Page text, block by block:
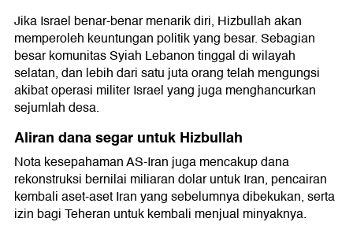
Jika Israel benar-benar menarik diri, Hizbullah akan
memperoleh keuntungan politik yang besar. Sebagian
besar komunitas Syiah Lebanon tinggal di wilayah
selatan, dan lebih dari satu juta orang telah mengungsi
akibat operasi militer Israel yang juga menghancurkan
sejumlah desa.
Aliran dana segar untuk Hizbullah
Nota kesepahaman AS-Iran juga mencakup dana
rekonstruksi bernilai miliaran dolar untuk Iran, pencairan
kembali aset-aset Iran yang sebelumnya dibekukan, serta
izin bagi Teheran untuk kembali menjual minyaknya.